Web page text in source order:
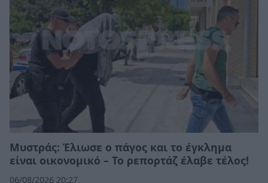
Μυστράς: Έλιωσε ο πάγος και το έγκλημα
είναι οικονομικό – Το ρεπορτάζ έλαβε τέλος!
06/08/2026 20:27